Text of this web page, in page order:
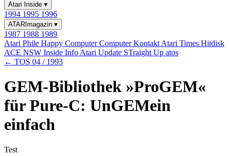
Atari Inside ▾
1994 1995 1996
ATARImagazin ▾
1987 1988 1989
Atari Phile Happy ComputerComputer Kontakt Atari Times Hitdisk
ACE NSW Inside Info Atari Update STraight Up atos
← TOS 04 / 1993
GEM-Bibliothek »ProGEM«
für Pure-C: UnGEMein
einfach
Test